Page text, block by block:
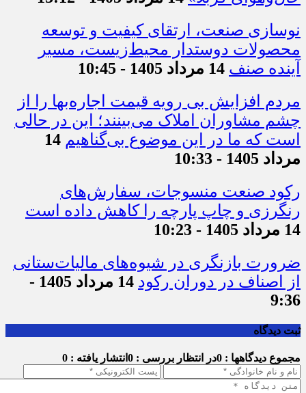
نوسازی صنعت، ارتقای کیفیت و توسعه
محصولات دوستدار محیط‌زیست، مسیر
آینده صنف 14 مرداد 1405 - 10:45
مردم افزایش بی رویه قیمت اجاره‌بها را از
چشم مشاوران املاک می‌بینند؛ این در حالی
است که ما در این موضوع بی‌گناهیم 14
مرداد 1405 - 10:33
رکود صنعت منسوجات، سفارش‌های
رنگرزی و چاپ پارچه را کاهش داده است
14 مرداد 1405 - 10:23
ضرورت بازنگری در شیوه‌های مالیات‌ستانی
از اصناف در دوران رکود
14 مرداد 1405 -
9:36
ثبت دیدگاه
مجموع دیدگاهها : 0 در انتظار بررسی : 0 انتشار یافته : 0